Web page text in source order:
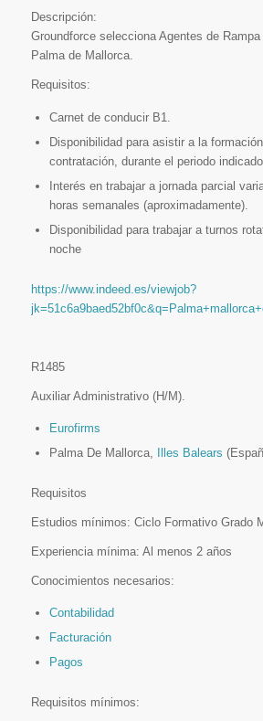
Descripción:
Groundforce selecciona Agentes de
Palma de Mallorca.
Requisitos:
Carnet de conducir B1.
Disponibilidad para asistir a la
contratación, durante el periodo indicado.
Interés en trabajar a jornada parcial
horas semanales (aproximadamente).
Disponibilidad para trabajar a turnos
noche
https://www.indeed.es/viewjob?
R1485
Auxiliar Administrativo (H/M).
Eurofirms
Palma De Mallorca, Illes Balears
Requisitos
Estudios mínimos: Ciclo Formativo Grado
Experiencia mínima: Al menos 2 años
Conocimientos necesarios:
Contabilidad
Facturación
Pagos
Requisitos mínimos: